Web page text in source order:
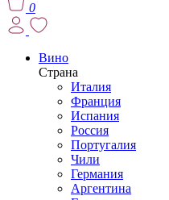
0
Вино
Страна
Италия
Франция
Испания
Россия
Португалия
Чили
Германия
Аргентина